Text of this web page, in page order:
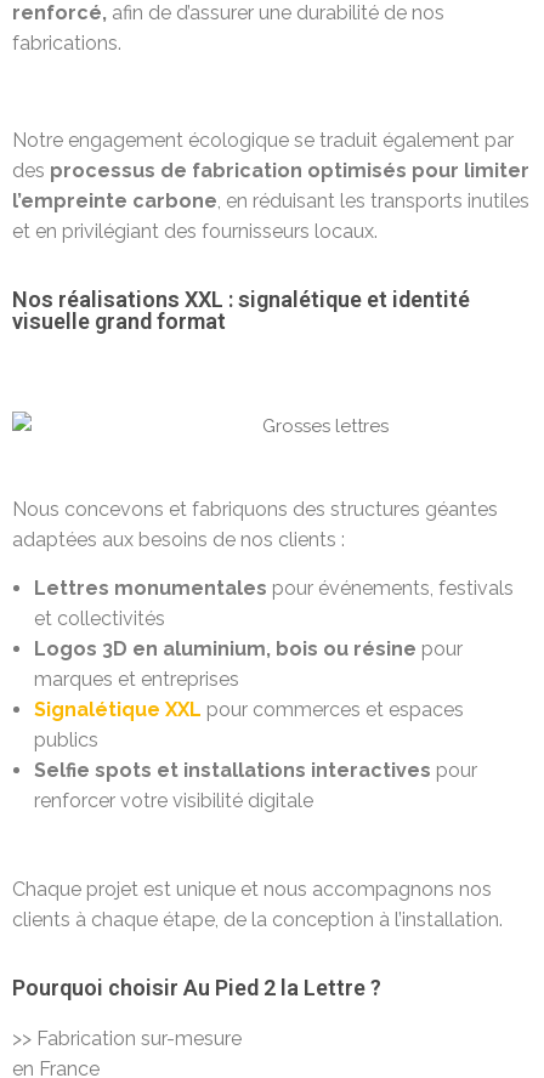
renforcé, afin de d’assurer une durabilité de nos
fabrications.
Notre engagement écologique se traduit également par
des processus de fabrication optimisés pour limiter
l’empreinte carbone, en réduisant les transports inutiles
et en privilégiant des fournisseurs locaux.
Nos réalisations XXL : signalétique et identité
visuelle grand format
Nous concevons et fabriquons des structures géantes
adaptées aux besoins de nos clients :
Lettres monumentales pour événements, festivals
et collectivités
Logos 3D en aluminium, bois ou résine pour
marques et entreprises
Signalétique XXL pour commerces et espaces
publics
Selfie spots et installations interactives pour
renforcer votre visibilité digitale
Chaque projet est unique et nous accompagnons nos
clients à chaque étape, de la conception à l’installation.
Pourquoi choisir Au Pied 2 la Lettre ?
>> Fabrication sur-mesure
en France